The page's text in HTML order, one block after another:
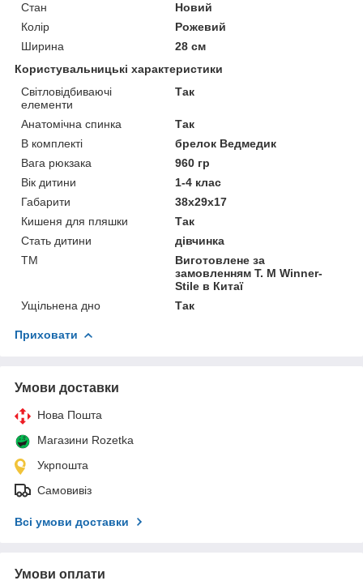
Стан
Новий
Колір
Рожевий
Ширина
28 см
Користувальницькі характеристики
Світловідбиваючі
елементи
Так
Анатомічна спинка
Так
В комплекті
брелок Ведмедик
Вага рюкзака
960 гр
Вік дитини
1-4 клас
Габарити
38х29х17
Кишеня для пляшки
Так
Стать дитини
дівчинка
ТМ
Виготовлене за
замовленням Т. М Winner-
Stile в Китаї
Ущільнена дно
Так
Приховати
Умови доставки
Нова Пошта
Магазини Rozetka
Укрпошта
Самовивіз
Всі умови доставки
Умови оплати